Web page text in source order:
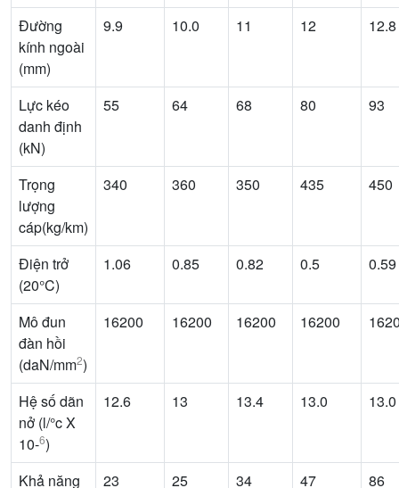
Đường
kính ngoài
(mm)
9.9 10.0 11 12 12.8
Lực kéo
danh định
(kN)
55 64 68 80 93
Trọng
lượng
cáp(kg/km)
340 360 350 435 450
Điện trở
(20°C)
1.06 0.85 0.82 0.5 0.59
Mô đun
đàn hồi
(daN/mm2)
16200 16200 16200 16200
Hệ số dãn
nở (l/°c X
10-6)
12.6 13 13.4 13.0 13.0
Khả năng 23 25 34 47 86